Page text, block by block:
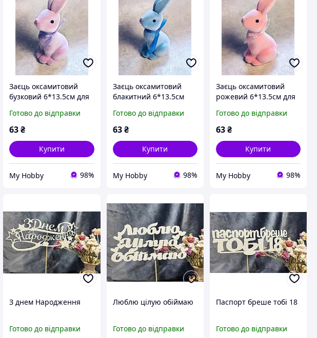
Заєць оксамитовий
бузковий 6*13.5см для
Готово до відправки
63₴
Купити
My Hobby 98%
Заєць оксамитовий
блакитний 6*13.5см
Готово до відправки
63 ₴
Купити
My Hobby 98%
Заєць оксамитовий
рожевий 6*13.5см для
Готово до відправки
63₴
Купити
My Hobby 98%
З днем Народження
Готово до відправки
Люблю цілую обіймаю
Готово до відправки
Паспорт бреше тобі 18
Готово до відправки